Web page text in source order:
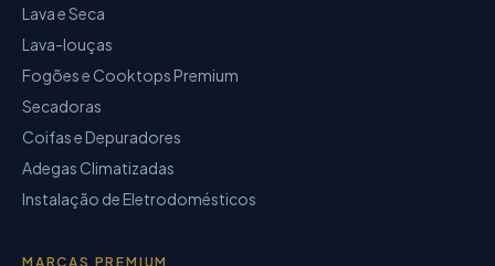
Lava e Seca
Lava-louças
Fogões e Cooktops Premium
Secadoras
Coifas e Depuradores
Adegas Climatizadas
Instalação de Eletrodomésticos
MARCAS PREMIUM